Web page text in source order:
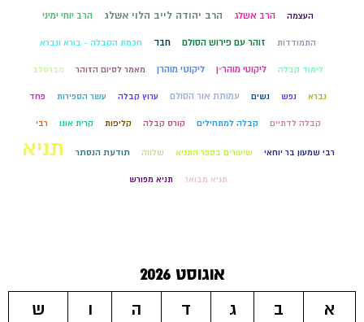
העצמה הרב אשלג הרב יהודה לייב הלוי אשלג הרב יוחי ימיני
התמודדות זוהר עם פירוש הסולם חבד חכמת הקבלה - בורא ונברא
לימוד קבלה ליקוטי מוהר״ן ליקוטי מוהרן מאמר לסיום הזוהר מברסלב
נברא נפש נשים עמותת אור הסולם ערוץ קבלה עשר הספירות פחד
קבלה לדתיים קבלה למתחילים קורס קבלה קליפות קרית אונו רבי
רבי שמעון בר יוחאי שיעורים בספר התניא שלווה תודעת הנסתר תניא
תניא מבואר תניא מפורש
אוגוסט 2026
א
ב ג ד ה ו
ש